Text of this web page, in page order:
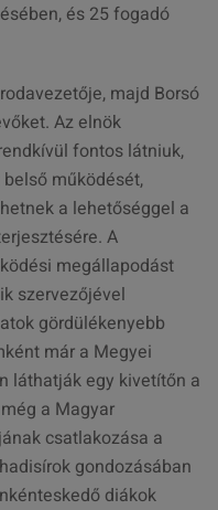
és 25 fogadó
majd Borsó
Az elnök
fontos látniuk,
működését,
a lehetőséggel a
A
megállapodást
szervezőjével
gördülékenyebb
már a Megyei
láthatják egy kivetítőn a
a Magyar
csatlakozása a
gondozásában
diákok